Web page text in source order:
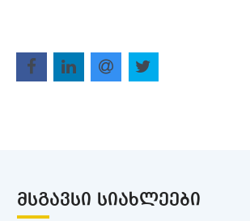
ᲛᲡᲒᲐᲕᲡᲘ ᲡᲘᲐᲮᲚᲔᲔᲑᲘ